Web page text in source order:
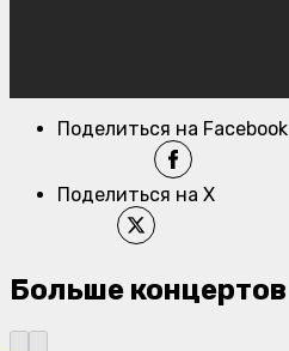
Поделиться на Facebook
Поделиться на X
Больше концертов